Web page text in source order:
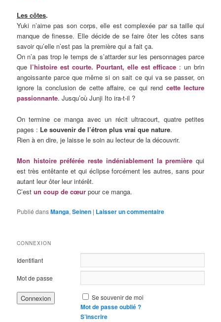
Les côtes.
Yuki n’aime pas son corps, elle est complexée par sa taille qui
manque de finesse. Elle décide de se faire ôter les côtes sans
savoir qu’elle n’est pas la première qui a fait ça.
On n’a pas trop le temps de s’attarder sur les personnages parce
que l’histoire est courte. Pourtant, elle est efficace: un brin
angoissante parce que même si on sait ce qui va se passer, on
ignore la conclusion de cette affaire, ce qui rend cette lecture
passionnante. Jusqu’où Junji Ito ira-t-il ?
On termine ce manga avec un récit ultracourt, quatre petites
pages : Le souvenir de l’étron plus vrai que nature.
Rien à en dire, je laisse le soin au lecteur de la découvrir.
Mon histoire préférée reste indéniablement la première qui
est très entêtante et qui éclipse forcément les autres, sans pour
autant leur ôter leur intérêt.
C’estun coup de cœur pour ce manga.
Publié dansManga,Seinen | Laisser un commentaire
CONNEXION
Identifiant
Mot de passe
Se souvenir de moi
Mot de passe oublié ?
S’inscrire